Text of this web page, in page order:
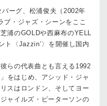
ーグ、松浦俊夫（2002年
ブ・ジャズ・シーンをここ
浦のGOLDや西麻布のYELL
ト〈Jazzin’〉を開催し国内
らの代表曲とも言える1992
をはじめ、アシッド・ジャ
スはロンドン、そしてヨー
ャイルズ・ピーターソンの